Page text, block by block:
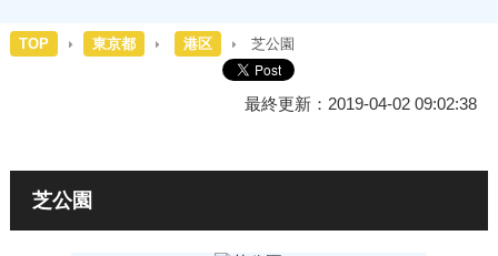
TOP 東京都 港区 芝公園
最終更新：2019-04-02 09:02:38
芝公園